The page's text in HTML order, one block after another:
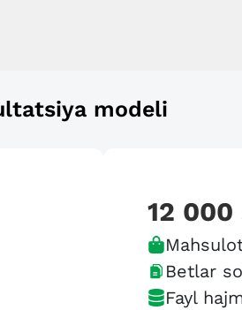
modeli
12 000
Betlar
Fayl